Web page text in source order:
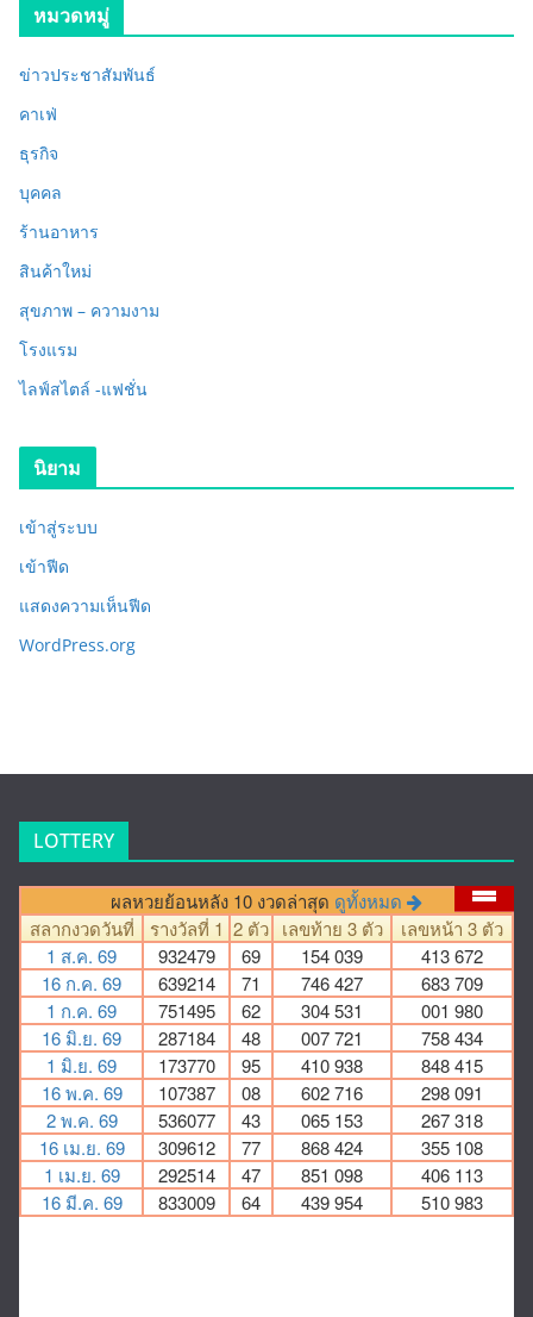
หมวดหมู่
ข่าวประชาสัมพันธ์
คาเฟ่
ธุรกิจ
บุคคล
ร้านอาหาร
สินค้าใหม่
สุขภาพ – ความงาม
โรงแรม
ไลฟ์สไตล์ -แฟชั่น
นิยาม
เข้าสู่ระบบ
เข้าฟีด
แสดงความเห็นฟีด
WordPress.org
LOTTERY